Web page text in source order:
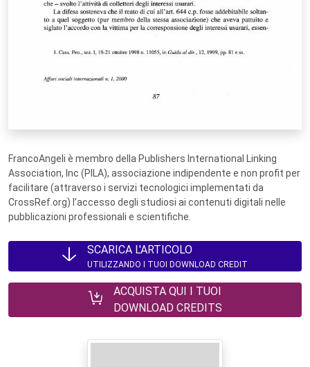
FrancoAngeli è membro della Publishers International Linking
Association, Inc (PILA), associazione indipendente e non profit per
facilitare (attraverso i servizi tecnologici implementati da
CrossRef.org) l’accesso degli studiosi ai contenuti digitali nelle
pubblicazioni professionali e scientifiche.
SCARICA L'ARTICOLO
UTILIZZANDO I TUOI DOWNLOAD CREDIT
ACQUISTA QUI I TUOI
DOWNLOAD CREDITS